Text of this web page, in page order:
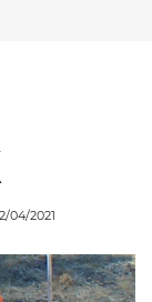
04/2021